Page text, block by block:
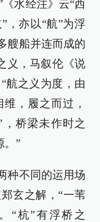
水经注》云“西
，亦以“航”为浮
艘船并连而成的
义，马叙伦《说
航之义为度，由
，履之而过，
，桥梁未作时之
。”
种不同的运用场
玄之解，“一苇
“杭”有浮桥之